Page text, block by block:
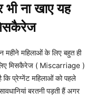
ना खाए यह
महीने महिलाओं के लिए बहुत ही
मिसकैरेज ( Miscarriage )
कि प्रेग्नेंट महिलाओं को पहले
बरतनी पड़ती हैं अगर